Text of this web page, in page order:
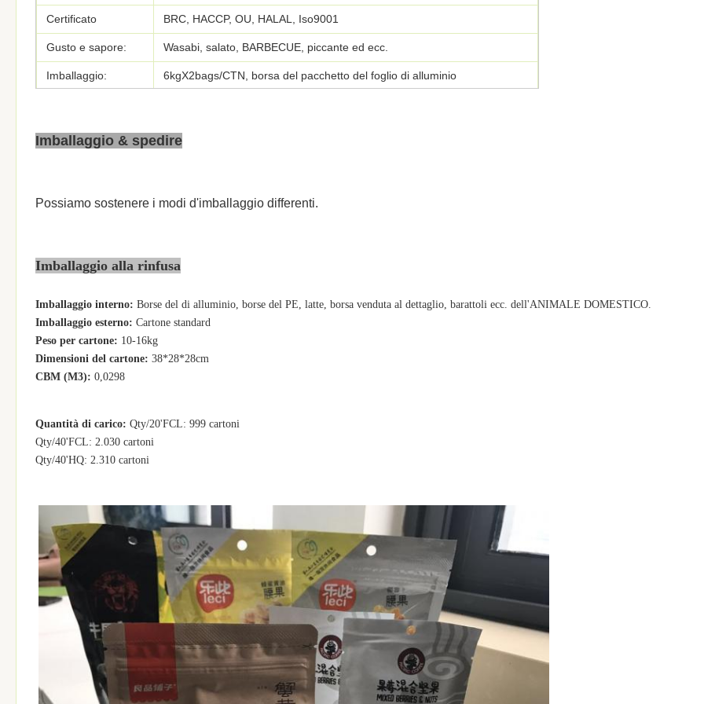
Certificato BRC, HACCP, OU, HALAL, Iso9001
Gusto e sapore: Wasabi, salato, BARBECUE, piccante ed ecc.
Imballaggio: 6kgX2bags/CTN, borsa del pacchetto del foglio di alluminio
Termine di
pagamento:
T/T, L/C, D/P
Ordine minimo: 1 tonnellata metrica
Termine di
consegna:
Entro 25 giorni lavorativi
Imballaggio & spedire
Possiamo sostenere i modi d'imballaggio differenti.
Imballaggio alla rinfusa
Imballaggio interno: Borse del di alluminio, borse del PE, latte, borsa venduta al dettaglio, barattoli ecc. dell'ANIMALE DOMESTICO.
Imballaggio esterno: Cartone standard
Peso per cartone: 10-16kg
Dimensioni del cartone: 38*28*28cm
CBM (M3): 0,0298
Quantità di carico: Qty/20'FCL: 999 cartoni
Qty/40'FCL: 2.030 cartoni
Qty/40'HQ: 2.310 cartoni